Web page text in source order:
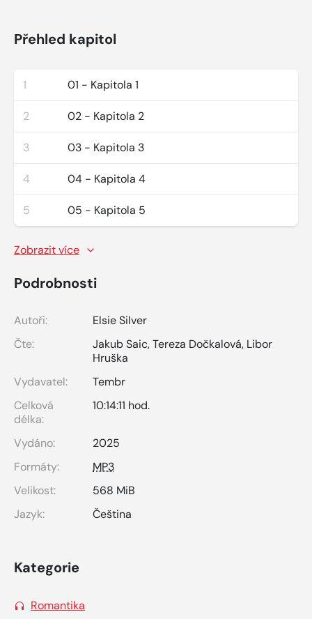
Přehled kapitol
1 01 - Kapitola 1
2 02 - Kapitola 2
3 03 - Kapitola 3
4 04 - Kapitola 4
5 05 - Kapitola 5
Zobrazit více
Podrobnosti
Autoři:
Elsie Silver
Čte:
Jakub Saic,Tereza Dočkalová, Libor
Hruška
Vydavatel:
Tembr
Celková
délka:
10:14:11 hod.
Vydáno:
2025
Formáty:
MP3
Velikost:
568 MiB
Jazyk:
Čeština
Kategorie
Romantika